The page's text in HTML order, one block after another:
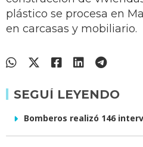
plástico se procesa en
en carcasas y mobiliario.
SEGUÍ LEYENDO
Bomberos realizó 146